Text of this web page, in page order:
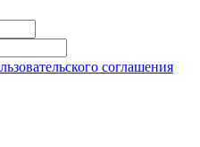
соглашения